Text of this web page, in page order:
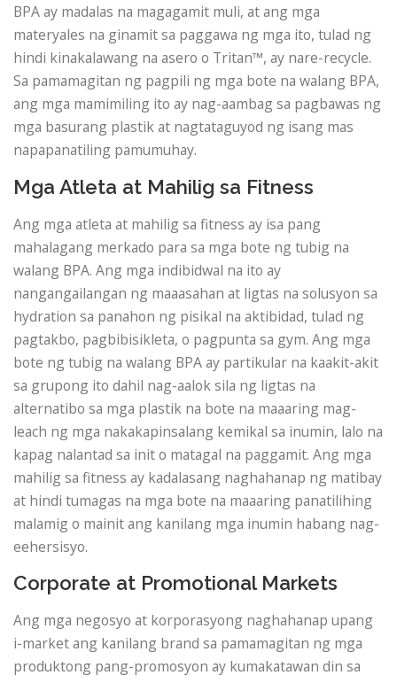
BPA ay madalas na magagamit muli, at ang mga
materyales na ginamit sa paggawa ng mga ito, tulad ng
hindi kinakalawang na asero o Tritan™, ay nare-recycle.
Sa pamamagitan ng pagpili ng mga bote na walang BPA,
ang mga mamimiling ito ay nag-aambag sa pagbawas ng
mga basurang plastik at nagtataguyod ng isang mas
napapanatiling pamumuhay.
Mga Atleta at Mahilig sa Fitness
Ang mga atleta at mahilig sa fitness ay isa pang
mahalagang merkado para sa mga bote ng tubig na
walang BPA. Ang mga indibidwal na ito ay
nangangailangan ng maaasahan at ligtas na solusyon sa
hydration sa panahon ng pisikal na aktibidad, tulad ng
pagtakbo, pagbibisikleta, o pagpunta sa gym. Ang mga
bote ng tubig na walang BPA ay partikular na kaakit-akit
sa grupong ito dahil nag-aalok sila ng ligtas na
alternatibo sa mga plastik na bote na maaaring mag-
leach ng mga nakakapinsalang kemikal sa inumin, lalo na
kapag nalantad sa init o matagal na paggamit. Ang mga
mahilig sa fitness ay kadalasang naghahanap ng matibay
at hindi tumagas na mga bote na maaaring panatilihing
malamig o mainit ang kanilang mga inumin habang nag-
eehersisyo.
Corporate at Promotional Markets
Ang mga negosyo at korporasyong naghahanap upang
i-market ang kanilang brand sa pamamagitan ng mga
produktong pang-promosyon ay kumakatawan din sa